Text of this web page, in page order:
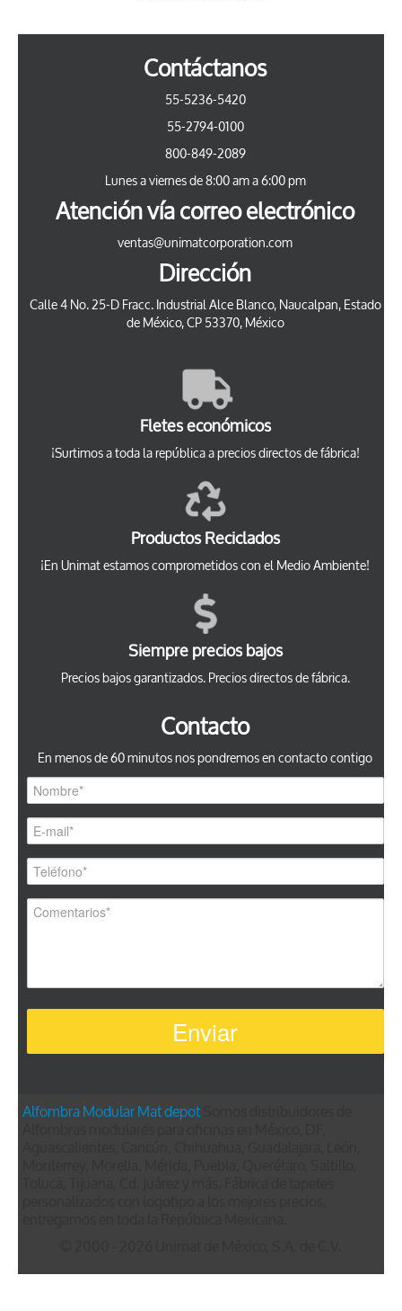
Contáctanos
55-5236-5420
55-2794-0100
800-849-2089
Lunes a viernes de 8:00 am a 6:00 pm
Atención vía correo electrónico
ventas@unimatcorporation.com
Dirección
Calle 4 No. 25-D Fracc. Industrial Alce Blanco, Naucalpan, Estado
de México, CP 53370, México
Fletes económicos
¡Surtimos a toda la república a precios directos de fábrica!
Productos Reciclados
¡En Unimat estamos comprometidos con el Medio Ambiente!
Siempre precios bajos
Precios bajos garantizados. Precios directos de fábrica.
Contacto
En menos de 60 minutos nos pondremos en contacto contigo
Alfombra ModularMat depot